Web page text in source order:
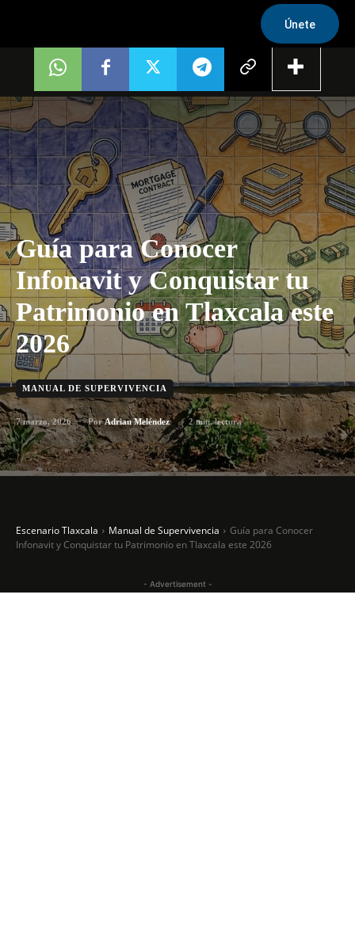
Únete
Guía para Conocer
Infonavit y Conquistar tu
Patrimonio en Tlaxcala este
2026
MANUAL DE SUPERVIVENCIA
7 marzo, 2026 Por Adrian Meléndez 2min. lectura
Escenario Tlaxcala Manual de Supervivencia
Guía para Conocer
Infonavit y Conquistar tu Patrimonio en Tlaxcala este 2026
- Advertisement -